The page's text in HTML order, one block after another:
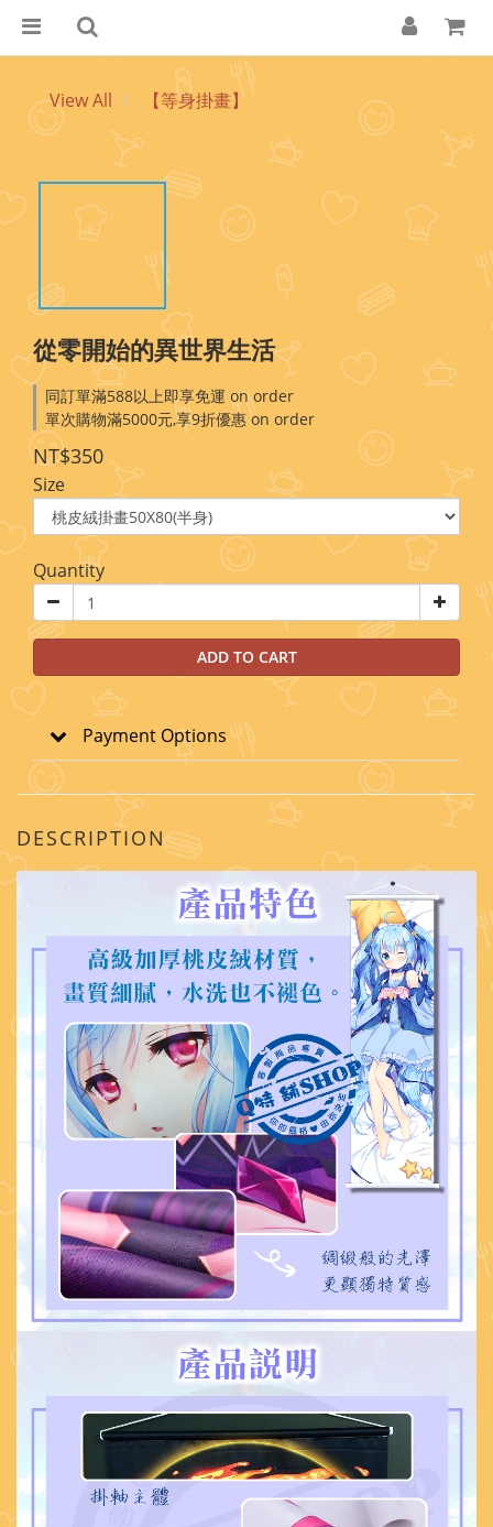
View All 【等身掛畫】
從零開始的異世界生活
同訂單滿588以上即享免運 on order
單次購物滿5000元,享9折優惠 on order
NT$350
Size
Quantity
ADD TO CART
Payment Options
DESCRIPTION